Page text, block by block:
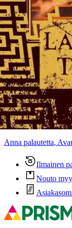
Näytä lisää
Oletko
Ovatko tuotetiedot
voisi muuten
Anna palautetta,
Ilmainen
Nouto